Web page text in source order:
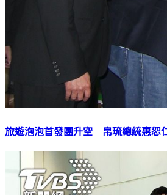
旅遊泡泡首發團升空 帛琉總統惠恕